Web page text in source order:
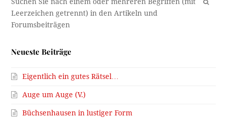
OK
Neueste Beiträge
Eigentlich ein gutes Rätsel…
Auge um Auge (V.)
Büchsenhausen in lustiger Form